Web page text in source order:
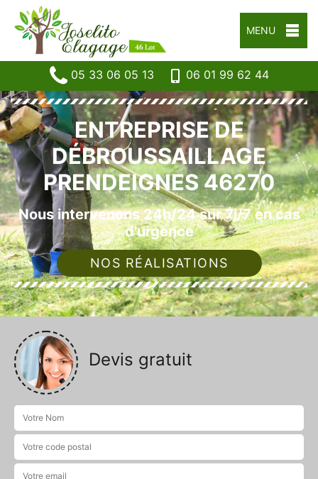
MENU
05 33 06 05 13 06 01 99 62 44
ENTREPRISE DE
DÉBROUSSAILLAGE
PRENDEIGNES 46270
Nous intervenons 24h/24 sur 7j/7 en cas
d'urgence
NOS RÉALISATIONS
Devis gratuit